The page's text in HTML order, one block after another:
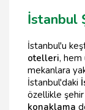
İstanbul
İstanbul'u
otelleri, hem
mekanlara
İstanbul'daki
özellikle şehir
konaklama